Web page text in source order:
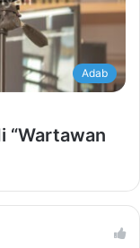
Adab
“Wartawan